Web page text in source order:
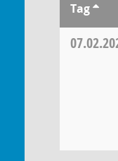
Tag